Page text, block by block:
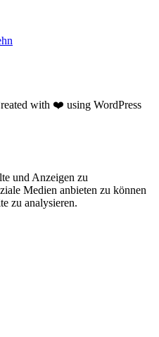
with ❤️ using WordPress
und Anzeigen zu
Medien anbieten zu können
zu analysieren.